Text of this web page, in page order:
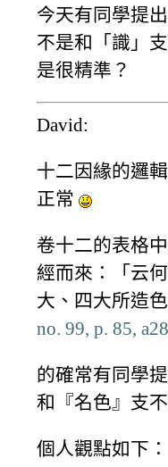
今天有同學提
不是和「識」
是很精準？
David:
十二因緣的邏
正常
卷十二的表格
經而來：「云
大、四大所造
no. 99, p. 85,
的確常有同學
和『名色』支
個人觀點如下：